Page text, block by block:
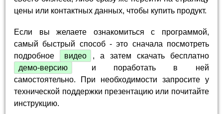
цены или контактных данных, чтобы купить продукт.
Если вы желаете ознакомиться с программой,
самый быстрый способ - это сначала посмотреть
подробное
видео
, а затем скачать бесплатно
демо-версию
и поработать в ней
самостоятельно. При необходимости запросите у
технической поддержки презентацию или почитайте
инструкцию.